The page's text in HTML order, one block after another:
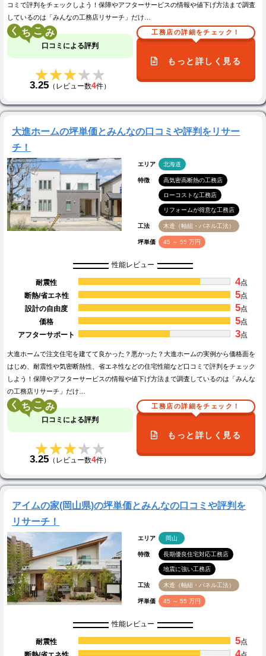
コミで評判をチェックしよう！保障やアフターサービスの情報や値下げ方法まで調査
しているのは「みんなの工務店リサーチ」だけ…
く こ
口コミによる評判
★★★★★
★★★★★
3.25 （レビュー数4件）
工務店の詳細をチェック！
もっと詳しく見る
大進ホームの坪単価とみんなの口コミや評判をリサー
チ！
エリア 北海道
特徴 高気密高断熱の工務店
ローコストな工務店
リフォームが得意な工務店
工法 木造（軸組・パネル工法）
坪単価 45 ～ 55 万円
性能レビュー
耐震性 4点
断熱/省エネ性
5点
設計の自由度
5点
価格
5点
アフターサポート
3点
大進ホームで注文住宅を建てて良かった？悪かった？大進ホームの実例から価格面を
はじめ、耐震性や気密断熱性、省エネ性などの住宅性能など口コミで評判をチェック
しよう！保障やアフターサービスの情報や値下げ方法まで調査しているのは「みんな
の工務店リサーチ」だけ…
く こ
口コミによる評判
★★★★★
★★★★★
3.25 （レビュー数4件）
工務店の詳細をチェック！
もっと詳しく見る
アイムの家(岡山県)の坪単価とみんなの口コミや評判を
リサーチ！
エリア 岡山
特徴 長期優良住宅対応工務店
地震に強い工務店
工法 木造（軸組・パネル工法）
坪単価 45 ～ 55 万円
性能レビュー
耐震性 5点